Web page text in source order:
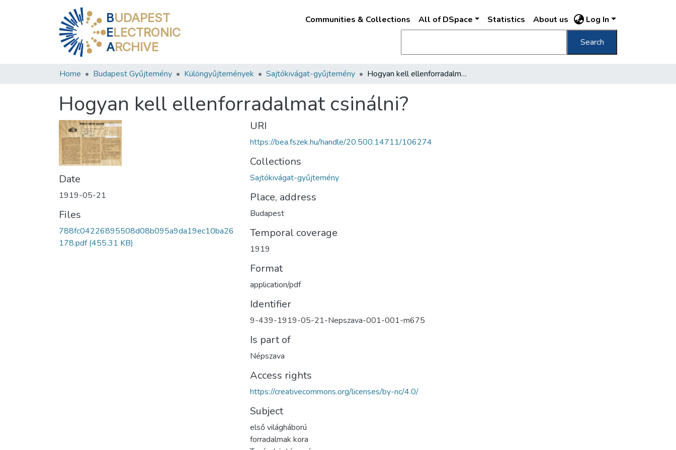
BUDAPEST
ELECTRONIC
ARCHIVE
Communities & Collections All of DSpace Statistics About us Log In
Search
Home Budapest Gyűjtemény Különgyűjtemények Sajtókivágat-gyűjtemény Hogyan kell ellenforradalmat csinálni?
Hogyan kell ellenforradalmat csinálni?
Date
1919-05-21
Files
788fc04226895508d08b095a9da19ec10ba26
178.pdf(455.31 KB)
URI
https://bea.fszek.hu/handle/20.500.14711/106274
Collections
Sajtókivágat-gyűjtemény
Place, address
Budapest
Temporal coverage
1919
Format
application/pdf
Identifier
9-439-1919-05-21-Nepszava-001-001-m675
Is part of
Népszava
Access rights
https://creativecommons.org/licenses/by-nc/4.0/
Subject
első világháború
forradalmak kora